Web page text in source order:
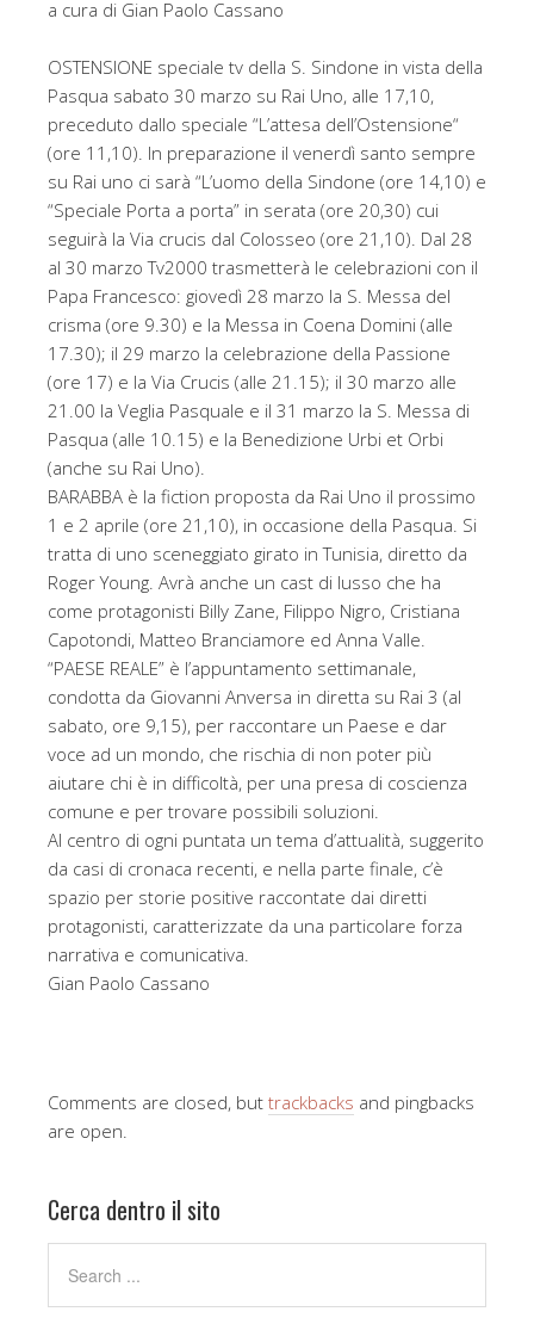
a cura di Gian Paolo Cassano
OSTENSIONE speciale tv della S. Sindone in vista della
Pasqua sabato 30 marzo su Rai Uno, alle 17,10,
preceduto dallo speciale “L’attesa dell’Ostensione“
(ore 11,10). In preparazione il venerdì santo sempre
su Rai uno ci sarà “L’uomo della Sindone (ore 14,10) e
“Speciale Porta a porta” in serata (ore 20,30) cui
seguirà la Via crucis dal Colosseo (ore 21,10). Dal 28
al 30 marzo Tv2000 trasmetterà le celebrazioni con il
Papa Francesco: giovedì 28 marzo la S. Messa del
crisma (ore 9.30) e la Messa in Coena Domini (alle
17.30); il 29 marzo la celebrazione della Passione
(ore 17) e la Via Crucis (alle 21.15); il 30 marzo alle
21.00 la Veglia Pasquale e il 31 marzo la S. Messa di
Pasqua (alle 10.15) e la Benedizione Urbi et Orbi
(anche su Rai Uno).
BARABBA è la fiction proposta da Rai Uno il prossimo
1 e 2 aprile (ore 21,10), in occasione della Pasqua. Si
tratta di uno sceneggiato girato in Tunisia, diretto da
Roger Young. Avrà anche un cast di lusso che ha
come protagonisti Billy Zane, Filippo Nigro, Cristiana
Capotondi, Matteo Branciamore ed Anna Valle.
“PAESE REALE” è l’appuntamento settimanale,
condotta da Giovanni Anversa in diretta su Rai 3 (al
sabato, ore 9,15), per raccontare un Paese e dar
voce ad un mondo, che rischia di non poter più
aiutare chi è in difficoltà, per una presa di coscienza
comune e per trovare possibili soluzioni.
Al centro di ogni puntata un tema d’attualità, suggerito
da casi di cronaca recenti, e nella parte finale, c’è
spazio per storie positive raccontate dai diretti
protagonisti, caratterizzate da una particolare forza
narrativa e comunicativa.
Gian Paolo Cassano
Comments are closed, but trackbacks and pingbacks
are open.
Cerca dentro il sito